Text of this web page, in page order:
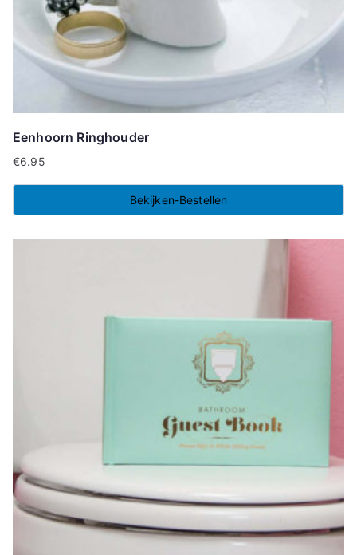
Eenhoorn Ringhouder
€6.95
Bekijken-Bestellen